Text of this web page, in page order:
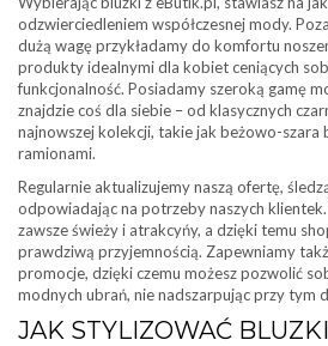
odzwierciedleniem współczesnej mody.
dużą wagę przykładamy do komfortu
produkty idealnymi dla kobiet ceniących
funkcjonalność. Posiadamy szeroką gamę
znajdzie coś dla siebie – od klasycznych
najnowszej kolekcji, takie jak beżowo-szara
ramionami.
Regularnie aktualizujemy naszą ofertę,
odpowiadając na potrzeby naszych
zawsze świeży i atrakcyńy, a dzięki temu
prawdziwą przyjemnością. Zapewniamy
promocje, dzięki czemu możesz pozwolić
modnych ubrań, nie nadszarpując przy tym
JAK STYLIZOWAĆ